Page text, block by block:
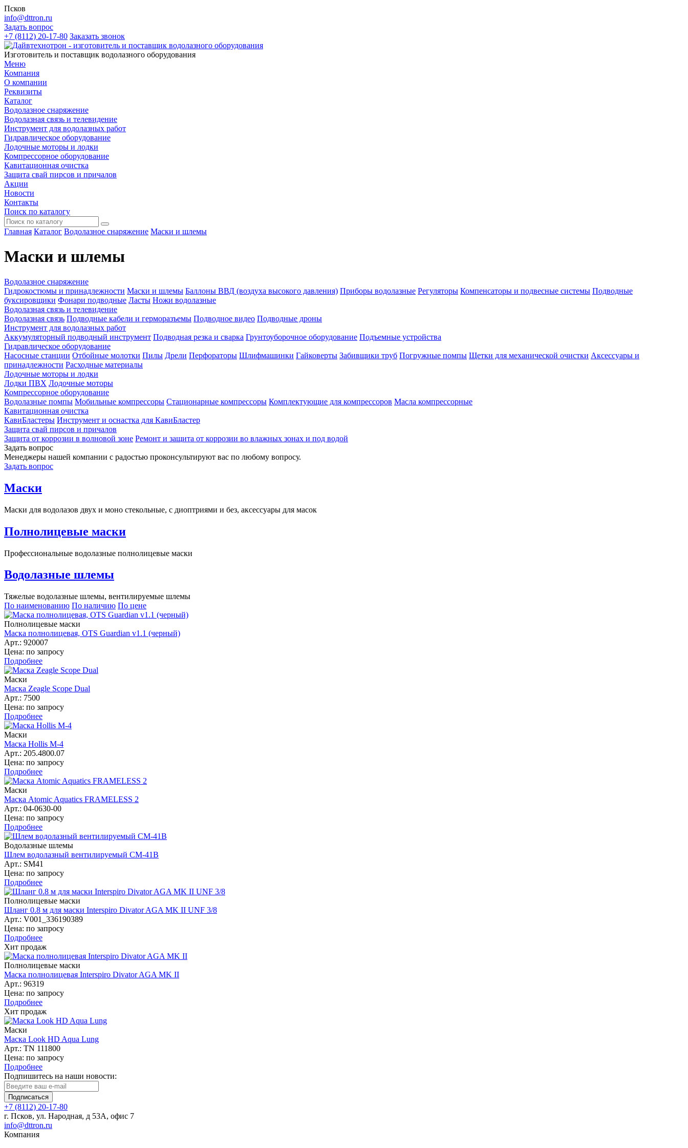
Псков
info@dttron.ru
Задать вопрос
+7 (8112) 20-17-80 Заказать звонок
Изготовитель и поставщик водолазного оборудования
Меню
Компания
О компании
Реквизиты
Каталог
Водолазное снаряжение
Водолазная связь и телевидение
Инструмент для водолазных работ
Гидравлическое оборудование
Лодочные моторы и лодки
Компрессорное оборудование
Кавитационная очистка
Защита свай пирсов и причалов
Акции
Новости
Контакты
Поиск по каталогу
Главная Каталог Водолазное снаряжение Маски и шлемы
Маски и шлемы
Водолазное снаряжение
Гидрокостюмы и принадлежности Маски и шлемы Баллоны ВВД (воздуха высокого давления) Приборы водолазные Регуляторы Компенсаторы и подвесные системы Подводные
буксировщики Фонари подводные Ласты Ножи водолазные
Водолазная связь и телевидение
Водолазная связь Подводные кабели и герморазъемы Подводное видео Подводные дроны
Инструмент для водолазных работ
Аккумуляторный подводный инструмент Подводная резка и сварка Грунтоуборочное оборудование Подъемные устройства
Гидравлическое оборудование
Насосные станции Отбойные молотки Пилы Дрели Перфораторы Шлифмашинки Гайковерты Забивщики труб Погружные помпы Щетки для механической очистки Аксессуары и
принадлежности Расходные материалы
Лодочные моторы и лодки
Лодки ПВХ Лодочные моторы
Компрессорное оборудование
Водолазные помпы Мобильные компрессоры Стационарные компрессоры Комплектующие для компрессоров Масла компрессорные
Кавитационная очистка
КавиБластеры Инструмент и оснастка для КавиБластер
Защита свай пирсов и причалов
Защита от коррозии в волновой зоне Ремонт и защита от коррозии во влажных зонах и под водой
Задать вопрос
Менеджеры нашей компании с радостью проконсультируют вас по любому вопросу.
Задать вопрос
Маски
Маски для водолазов двух и моно стекольные, с диоптриями и без, аксессуары для масок
Полнолицевые маски
Профессиональные водолазные полнолицевые маски
Водолазные шлемы
Тяжелые водолазные шлемы, вентилируемые шлемы
По наименованию По наличию По цене
Полнолицевые маски
Маска полнолицевая, OTS Guardian v1.1 (черный)
Арт.: 920007
Цена: по запросу
Подробнее
Маски
Маска Zeagle Scope Dual
Арт.: 7500
Цена: по запросу
Подробнее
Маски
Маска Hollis M-4
Арт.: 205.4800.07
Цена: по запросу
Подробнее
Маски
Маска Atomic Aquatics FRAMELESS 2
Арт.: 04-0630-00
Цена: по запросу
Подробнее
Водолазные шлемы
Шлем водолазный вентилируемый СМ-41В
Арт.: SM41
Цена: по запросу
Подробнее
Полнолицевые маски
Шланг 0.8 м для маски Interspiro Divator AGA MK II UNF 3/8
Арт.: V001_336190389
Цена: по запросу
Подробнее
Хит продаж
Полнолицевые маски
Маска полнолицевая Interspiro Divator AGA MK II
Арт.: 96319
Цена: по запросу
Подробнее
Хит продаж
Маски
Маска Look HD Aqua Lung
Арт.: TN 111800
Цена: по запросу
Подробнее
Подпишитесь на наши новости:
Подписаться
+7 (8112) 20-17-80
г. Псков, ул. Народная, д 53А, офис 7
info@dttron.ru
Компания